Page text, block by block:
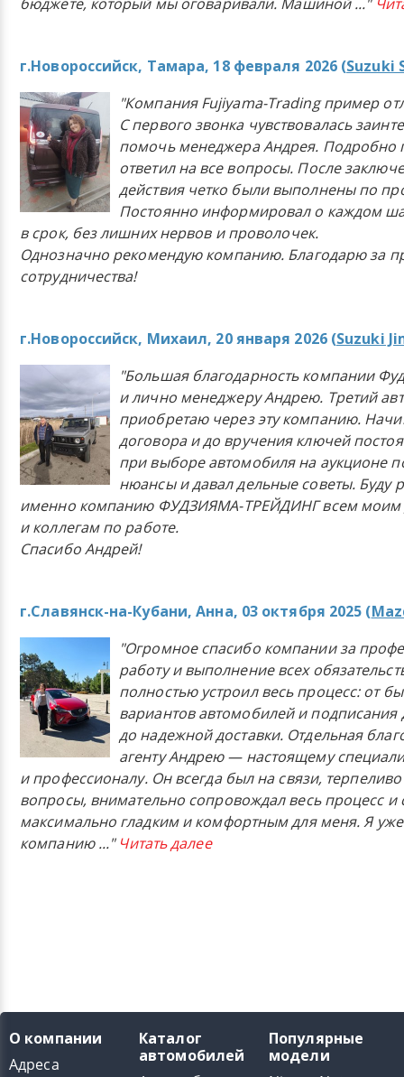
г.Новороссийск, Тамара, 18 февраля 2026 (Suzuki
"Компания Fujiyama-Trading пример
С первого звонка чувствовалась
помочь менеджера Андрея. Подробно
ответил на все вопросы. После
действия четко были выполнены по
Постоянно информировал о каждом
в срок, без лишних нервов и проволочек.
Однозначно рекомендую компанию. Благодарю за
сотрудничества!
г.Новороссийск, Михаил, 20 января 2026 (Suzuki
"Большая благодарность компании
и лично менеджеру Андрею. Третий
приобретаю через эту компанию.
договора и до вручения ключей
при выборе автомобиля на аукционе
нюансы и давал дельные советы. Буду
именно компанию ФУДЗИЯМА-ТРЕЙДИНГ всем моим
и коллегам по работе.
Спасибо Андрей!
г.Славянск-на-Кубани, Анна, 03 октября 2025 (
"Огромное спасибо компании за
работу и выполнение всех
полностью устроил весь процесс: от
вариантов автомобилей и подписания
до надежной доставки. Отдельная
агенту Андрею — настоящему
и профессионалу. Он всегда был на связи,
вопросы, внимательно сопровождал весь процесс и
максимально гладким и комфортным для меня. Я
компанию..." Читать далее
О компании
Адреса
Каталог
автомобилей
Популярные
модели